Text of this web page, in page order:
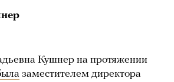
Кушнер на протяжении
заместителем директора